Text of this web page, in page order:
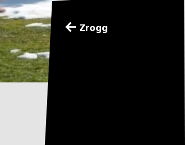
Zrogg